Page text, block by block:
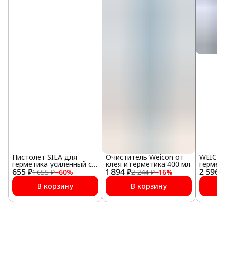
655 ₽1 655 ₽−60%
Пистолет SILA для
герметика усиленный с
регулятором подачи
В корзину
1 894 ₽2 244 ₽−16%
Очиститель Weicon от
клея и герметика 400 мл
В корзину
2 596
мл)